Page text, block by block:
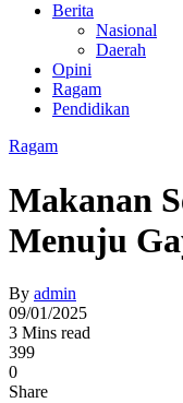
Berita
Nasional
Daerah
Opini
Ragam
Pendidikan
Ragam
Makanan
Menuju
By admin
09/01/2025
3 Mins read
399
0
Share